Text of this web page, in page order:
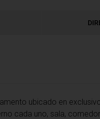
ubicado en
cada uno, sala,